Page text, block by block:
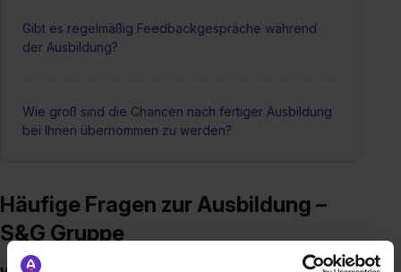
Gibt es regelmäßig Feedbackgespräche während
der Ausbildung?
Wie groß sind die Chancen nach fertiger Ausbildung
bei Ihnen übernommen zu werden?
Häufige Fragen zur Ausbildung –
S&G Gruppe